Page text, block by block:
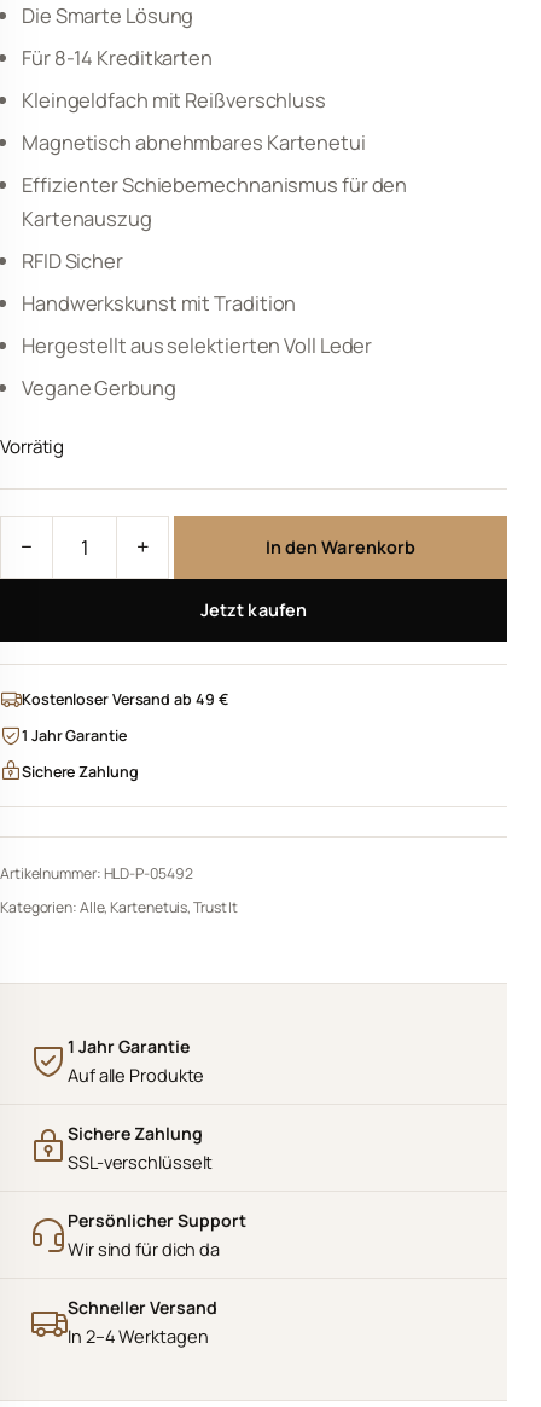
Die Smarte Lösung
Für 8-14 Kreditkarten
Kleingeldfach mit Reißverschluss
Magnetisch abnehmbares Kartenetui
Effizienter Schiebemechnanismus für den
Kartenauszug
RFID Sicher
Handwerkskunst mit Tradition
Hergestellt aus selektierten Voll Leder
Vegane Gerbung
Vorrätig
− + In den Warenkorb
Jetzt kaufen
Kostenloser Versand ab 49 €
1 Jahr Garantie
Sichere Zahlung
Artikelnummer:HLD-P-05492
Kategorien:Alle,Kartenetuis,Trust It
1 Jahr Garantie
Auf alle Produkte
Sichere Zahlung
SSL-verschlüsselt
Persönlicher Support
Wir sind für dich da
Schneller Versand
In 2–4 Werktagen